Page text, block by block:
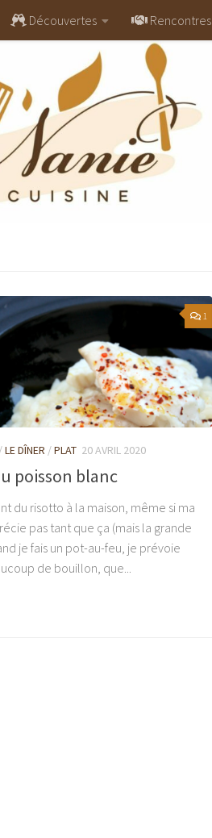
Découvertes Rencontres
1
/LE DÎNER /PLAT 20 AVRIL 2020
poisson blanc
du risotto à la maison, même si ma
pas tant que ça (mais la grande
je fais un pot-au-feu, je prévoie
de bouillon, que...